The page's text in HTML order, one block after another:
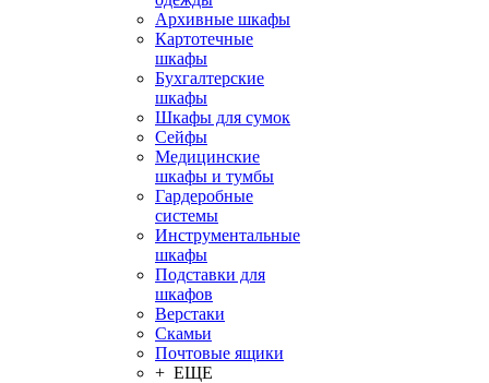
Архивные шкафы
Картотечные
шкафы
Бухгалтерские
шкафы
Шкафы для сумок
Сейфы
Медицинские
шкафы и тумбы
Гардеробные
системы
Инструментальные
шкафы
Подставки для
шкафов
Верстаки
Скамьи
Почтовые ящики
+ ЕЩЕ